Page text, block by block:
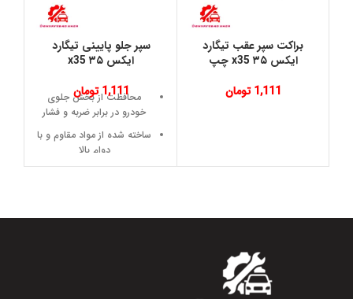
براکت سپر عقب تیگارد
ایکس ۳۵ x35 چپ
1,111 تومان
سپر جلو پایینی تیگارد
ایکس ۳۵ x35
1,111تومان
محافظت از بخش جلوی
خودرو در برابر ضربه و فشار
ساخته شده از مواد مقاوم و با
دوام بالا